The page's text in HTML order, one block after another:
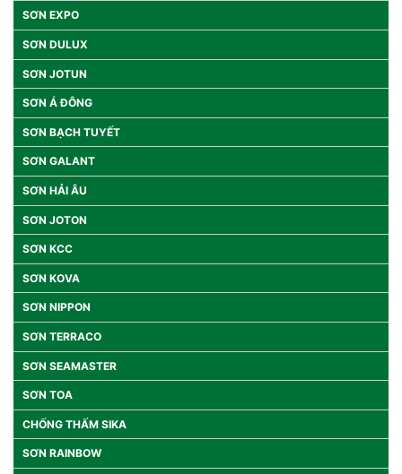
SƠN EXPO
SƠN DULUX
SƠN JOTUN
SƠN Á ĐÔNG
SƠN BẠCH TUYẾT
SƠN GALANT
SƠN HẢI ÂU
SƠN JOTON
SƠN KCC
SƠN KOVA
SƠN NIPPON
SƠN TERRACO
SƠN SEAMASTER
SƠN TOA
CHỐNG THẤM SIKA
SƠN RAINBOW